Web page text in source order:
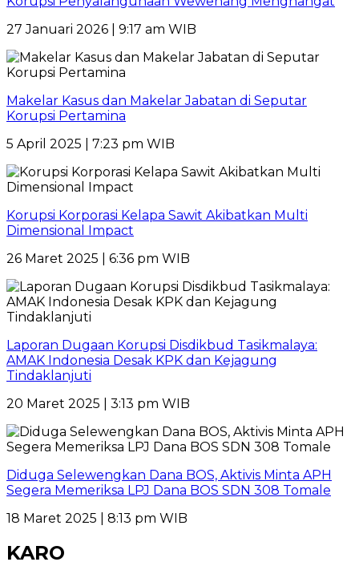
27 Januari 2026 | 9:17 am WIB
Makelar Kasus dan Makelar Jabatan di Seputar
Korupsi Pertamina
5 April 2025 | 7:23 pm WIB
Korupsi Korporasi Kelapa Sawit Akibatkan Multi
Dimensional Impact
26 Maret 2025 | 6:36 pm WIB
Laporan Dugaan Korupsi Disdikbud Tasikmalaya:
AMAK Indonesia Desak KPK dan Kejagung
Tindaklanjuti
20 Maret 2025 | 3:13 pm WIB
Diduga Selewengkan Dana BOS, Aktivis Minta APH
Segera Memeriksa LPJ Dana BOS SDN 308 Tomale
18 Maret 2025 | 8:13 pm WIB
KARO